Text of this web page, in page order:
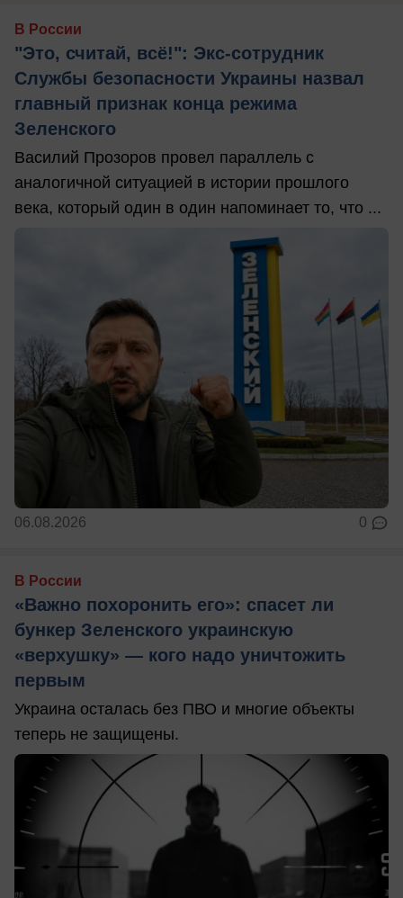
В России
"Это, считай, всё!": Экс-сотрудник
Службы безопасности Украины назвал
главный признак конца режима
Зеленского
Василий Прозоров провел параллель с
аналогичной ситуацией в истории прошлого
века, который один в один напоминает то, что ...
06.08.2026 0
В России
«Важно похоронить его»: спасет ли
бункер Зеленского украинскую
«верхушку» — кого надо уничтожить
первым
Украина осталась без ПВО и многие объекты
теперь не защищены.